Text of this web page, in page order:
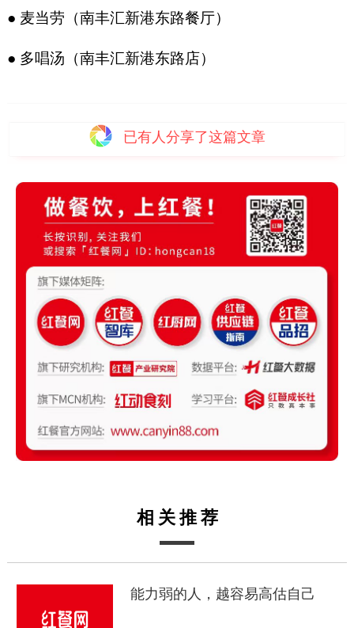
● 麦当劳（南丰汇新港东路餐厅）
● 多唱汤（南丰汇新港东路店）
已有人分享了这篇文章
相关推荐
能力弱的人，越容易高估自己